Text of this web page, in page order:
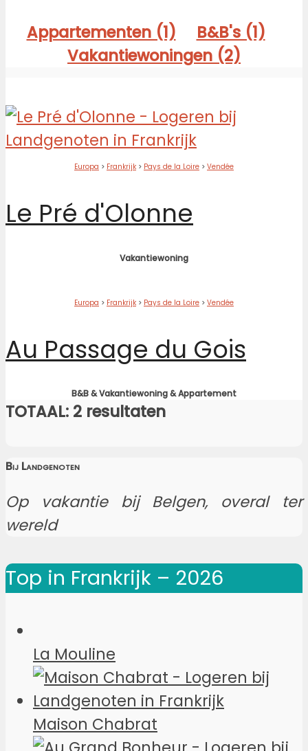
Appartementen (1)
B&B's (1)
Vakantiewoningen (2)
Europa > Frankrijk > Pays de la Loire > Vendée
Le Pré d'Olonne
Vakantiewoning
Europa > Frankrijk > Pays de la Loire > Vendée
Au Passage du Gois
B&B & Vakantiewoning & Appartement
TOTAAL: 2 resultaten
Bij Landgenoten
Op vakantie bij Belgen, overal ter
wereld
Top in Frankrijk – 2026
La Mouline
Maison Chabrat